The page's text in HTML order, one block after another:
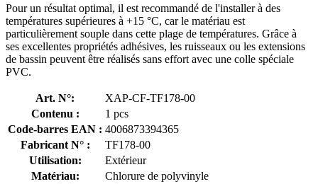
Pour un résultat optimal, il est recommandé de l'installer à des
températures supérieures à +15 °C, car le matériau est
particulièrement souple dans cette plage de températures. Grâce à
ses excellentes propriétés adhésives, les ruisseaux ou les extensions
de bassin peuvent être réalisés sans effort avec une colle spéciale
PVC.
Art. N°:
XAP-CF-TF178-00
Contenu :
1 pcs
Code-barres EAN : 4006873394365
Fabricant N° :
TF178-00
Utilisation:
Extérieur
Matériau:
Chlorure de polyvinyle